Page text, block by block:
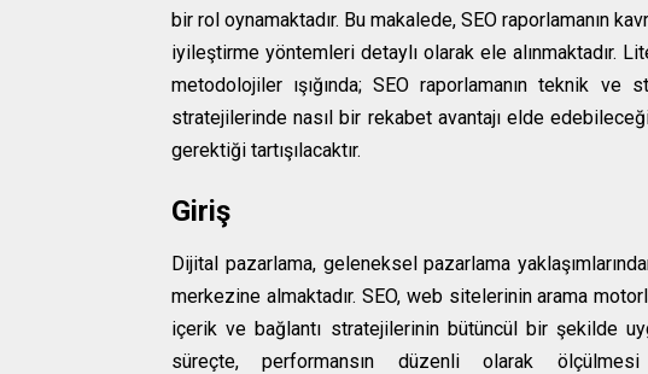
bir rol oynamaktadır. Bu makalede, SEO raporlamanın
iyileştirme yöntemleri detaylı olarak ele alınmaktadır.
metodolojiler ışığında; SEO raporlamanın teknik
stratejilerinde nasıl bir rekabet avantajı elde
gerektiği tartışılacaktır.
Giriş
Dijital pazarlama, geleneksel pazarlama
merkezine almaktadır. SEO, web sitelerinin arama
içerik ve bağlantı stratejilerinin bütüncül bir şekilde
süreçte, performansın düzenli olarak